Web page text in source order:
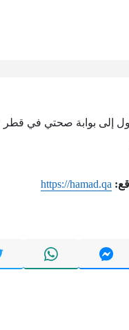
إلى بوابة صحتي في قطر
https://hamad.qa